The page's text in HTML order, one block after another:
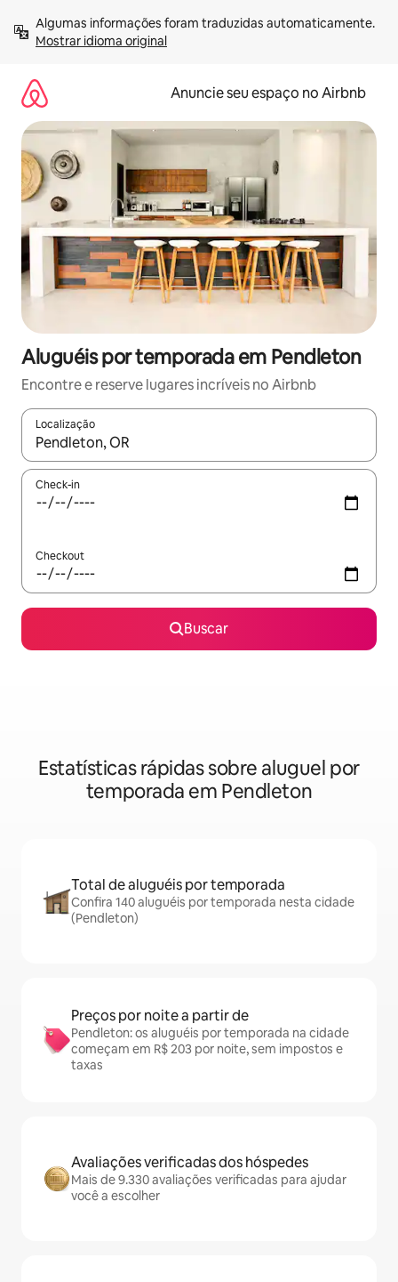
para
Mostrar idioma original
Anuncie seu espaço no Airbnb
Aluguéis por temporada em Pendleton
Encontre e reserve lugares incríveis no Airbnb
Localização
Quando os resultados estiverem disponíveis, explore-os
Check-in
Checkout
Buscar
Estatísticas rápidas sobre aluguel por
temporada em Pendleton
Total de aluguéis por temporada
Confira 140 aluguéis por temporada nesta cidade
(Pendleton)
Preços por noite a partir de
Pendleton: os aluguéis por temporada na cidade
começam em R$ 203 por noite, sem impostos e
taxas
Avaliações verificadas dos hóspedes
Mais de 9.330 avaliações verificadas para ajudar
você a escolher